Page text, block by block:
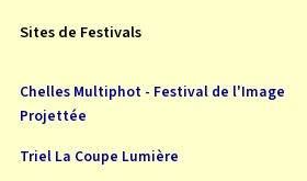
Sites de Festivals
Chelles Multiphot - Festival de l'Image
Projettée
Triel La Coupe Lumière